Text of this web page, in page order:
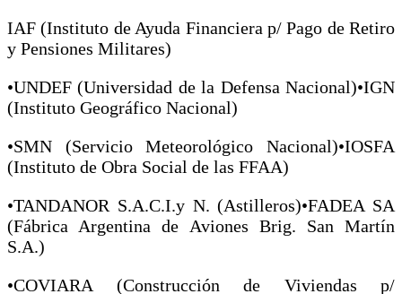
IAF (Instituto de Ayuda Financiera p/ Pago de Retiro
y Pensiones Militares)
•UNDEF (Universidad de la Defensa Nacional)•IGN
(Instituto Geográfico Nacional)
•SMN (Servicio Meteorológico Nacional)•IOSFA
(Instituto de Obra Social de las FFAA)
•TANDANOR S.A.C.I.y N. (Astilleros)•FADEA SA
(Fábrica Argentina de Aviones Brig. San Martín
S.A.)
•COVIARA (Construcción de Viviendas p/